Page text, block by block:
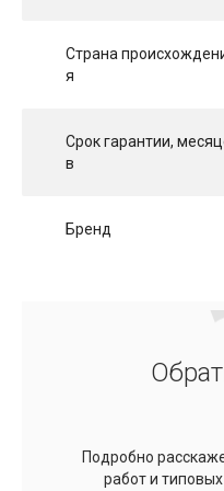
Страна
я
Срок гарантии,
в
Бренд
Подробно
работ и